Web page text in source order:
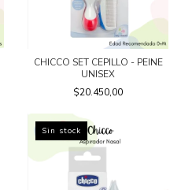
CHICCO SET CEPILLO - PEINE
UNISEX
$20.450,00
Sin stock